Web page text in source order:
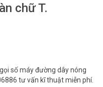
chữ T.
số máy đường dây nóng
tư vấn kĩ thuật miễn phí.